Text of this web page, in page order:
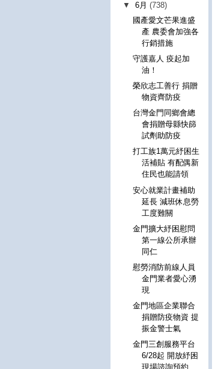
▼6月(738)
國產愛文芒果進盛
產 農委會加強各
行銷措施
守護嘉人 疫起加
油！
榮欣志工善行 捐贈
物資齊防疫
台灣金門同鄉會總
會捐贈母縣快篩
試劑助防疫
打工族1萬元紓困生
活補貼 有配偶新
住民也能請領
安心就業計畫補助
延長 減班休息勞
工度難關
金門擴大紓困慰問
第一線公所承辦
同仁
慰勞消防前線人員
金門業者愛心湧
現
金門地區企業聯合
捐贈防疫物資 提
振金警士氣
金門三創服務平台
6/28起 開放紓困
現場諮詢預約